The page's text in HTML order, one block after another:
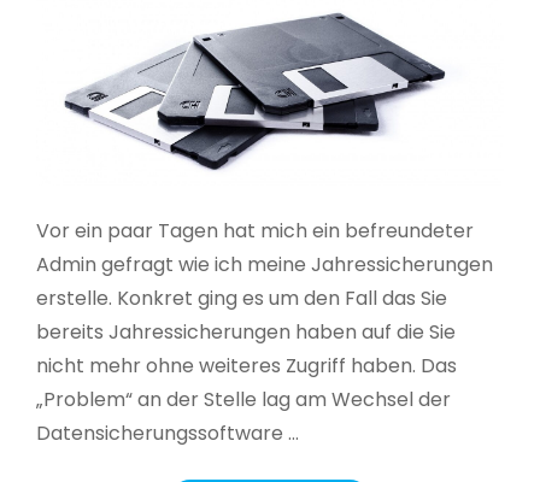
Vor ein paar Tagen hat mich ein befreundeter
Admin gefragt wie ich meine Jahressicherungen
erstelle. Konkret ging es um den Fall das Sie
bereits Jahressicherungen haben auf die Sie
nicht mehr ohne weiteres Zugriff haben. Das
„Problem“ an der Stelle lag am Wechsel der
Datensicherungssoftware …